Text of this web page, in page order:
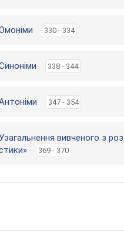
330 - 334
338 - 344
347 - 354
вивченого з
369 - 370